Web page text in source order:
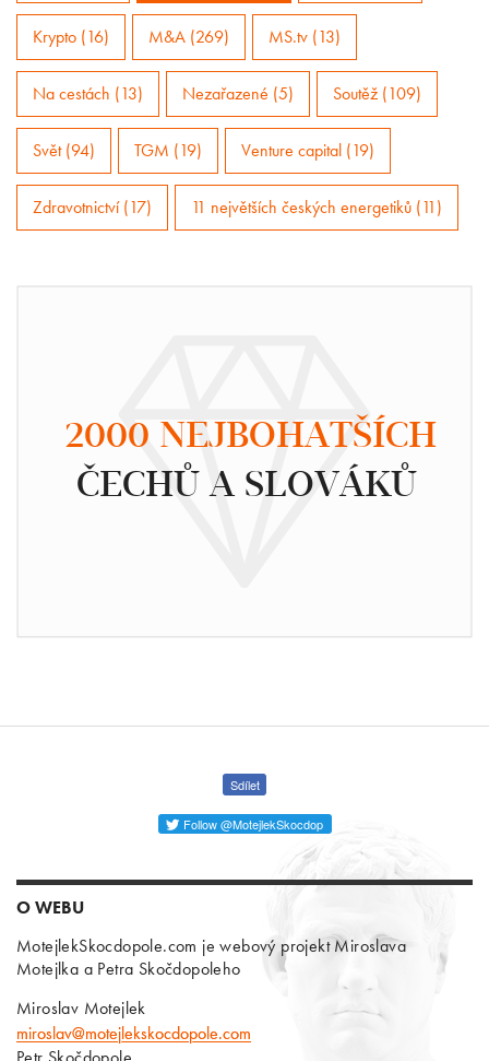
Krypto (16) M&A (269) MS.tv (13)
Na cestách (13) Nezařazené (5) Soutěž (109)
Svět (94) TGM (19) Venture capital (19)
Zdravotnictví (17) 11 největších českých energetiků (11)
2000 NEJBOHATŠÍCH
ČECHŮ A SLOVÁKŮ
Sdílet
Follow @MotejlekSkocdop
O WEBU
MotejlekSkocdopole.com je webový projekt Miroslava
Motejlka a Petra Skočdopoleho
Miroslav Motejlek
miroslav@motejlekskocdopole.com